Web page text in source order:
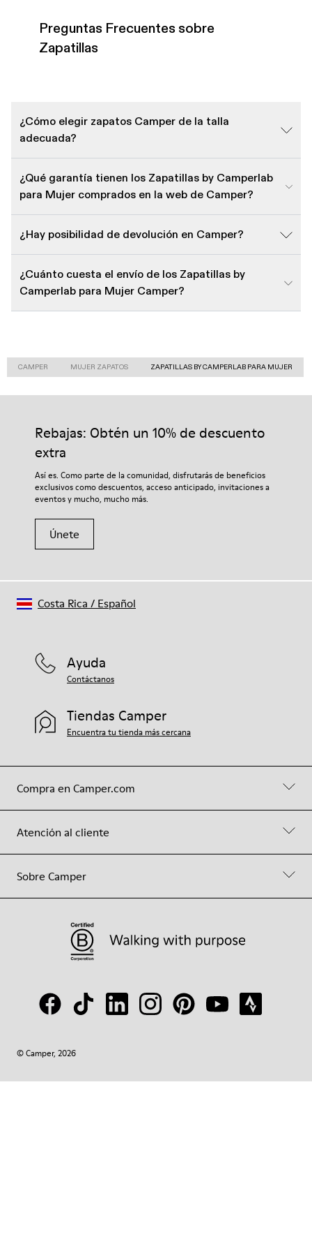
Preguntas Frecuentes sobre
Zapatillas
¿Cómo elegir zapatos Camper de la talla
adecuada?
¿Qué garantía tienen los Zapatillas by Camperlab
para Mujer comprados en la web de Camper?
¿Hay posibilidad de devolución en Camper?
¿Cuánto cuesta el envío de los Zapatillas by
Camperlab para Mujer Camper?
CAMPER MUJER ZAPATOS ZAPATILLAS BY CAMPERLAB PARA MUJER
Rebajas: Obtén un 10% de descuento
extra
Así es. Como parte de la comunidad, disfrutarás de beneficios
exclusivos como descuentos, acceso anticipado, invitaciones a
eventos y mucho, mucho más.
Únete
Compra en Camper.com
Atención al cliente
Sobre Camper
Ayuda
Contáctanos
Tiendas Camper
Encuentra tu tienda más cercana
© Camper, 2026
Costa Rica / Español